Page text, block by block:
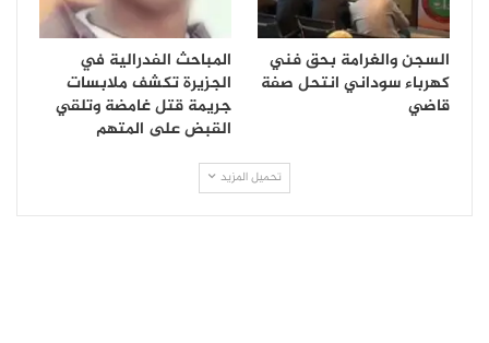
السجن والغرامة بحق فني
كهرباء سوداني انتحل صفة
قاضي
المباحث الفدرالية في
الجزيرة تكشف ملابسات
جريمة قتل غامضة وتلقي
القبض على المتهم
تحميل المزيد